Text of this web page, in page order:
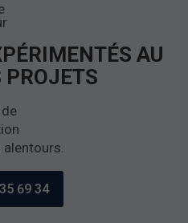
AU
PROJETS
alentours.
69 34